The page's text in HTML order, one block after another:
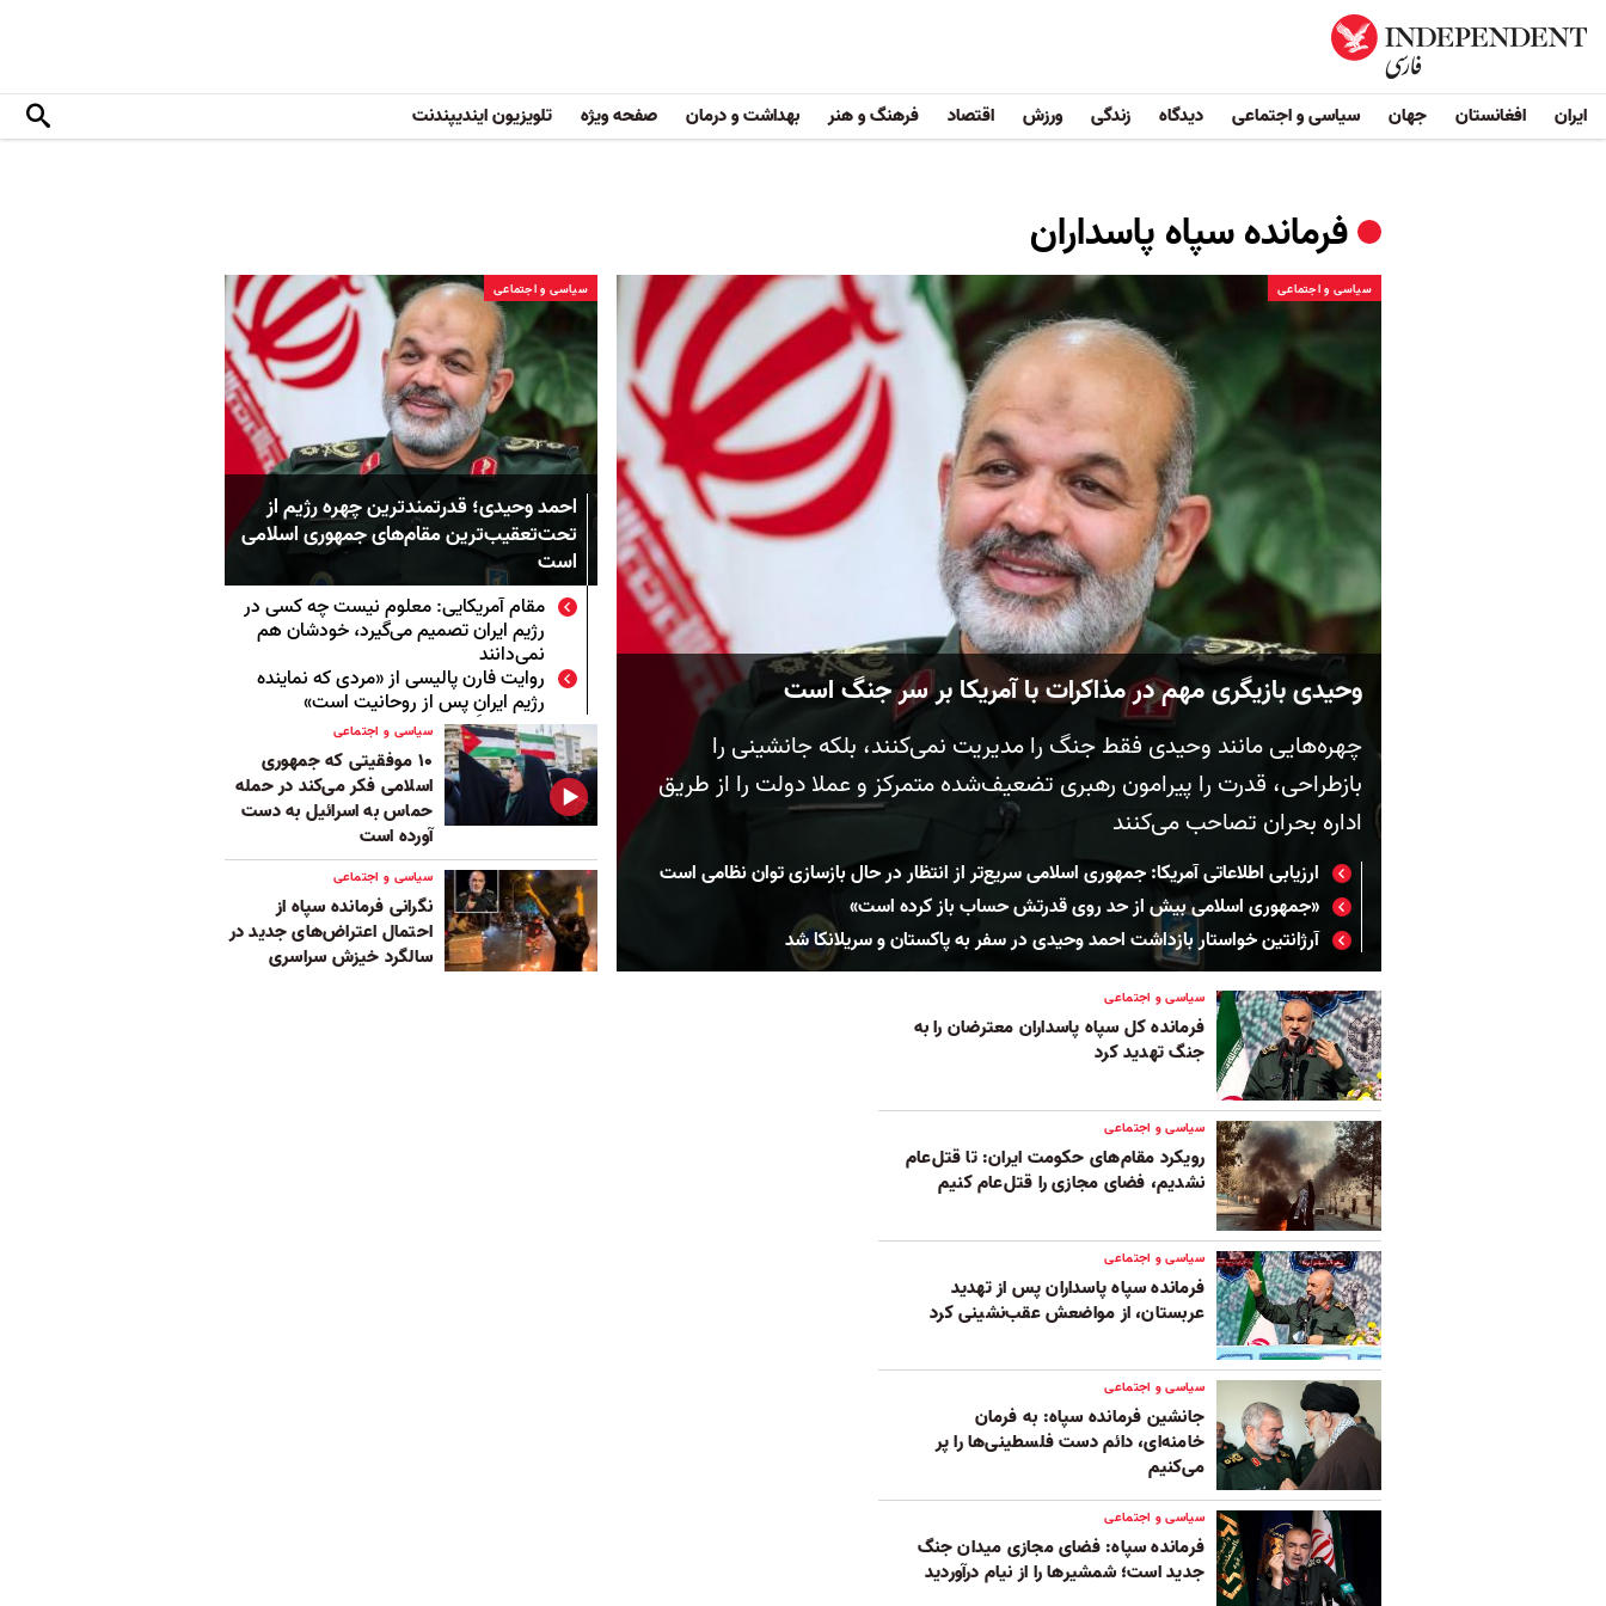
ایران افغانستان جهان سیاسی و اجتماعی دیدگاه زندگی ورزش اقتصاد فرهنگ و هنر بهداشت و درمان صفحه ویژه تلویزیون ایندیپندنت
فرمانده سپاه پاسداران
سیاسی و اجتماعی
وحیدی بازیگری مهم در مذاکرات با آمریکا بر سر جنگ است
چهره‌هایی مانند وحیدی فقط جنگ را مدیریت نمی‌کنند، بلکه جانشینی را
بازطراحی، قدرت را پیرامون رهبری تضعیف‌شده متمرکز و عملا دولت را از طریق
اداره بحران تصاحب می‌کنند
ارزیابی اطلاعاتی آمریکا: جمهوری اسلامی سریع‌تر از انتظار در حال بازسازی توان نظامی است
«جمهوری اسلامی بیش از حد روی قدرتش حساب باز کرده است»
آرژانتین خواستار بازداشت احمد وحیدی در سفر به پاکستان و سریلانکا شد
سیاسی و اجتماعی
احمد وحیدی؛ قدرتمندترین چهره رژیم از
تحت‌تعقیب‌ترین مقام‌های جمهوری اسلامی
است
مقام آمریکایی: معلوم نیست چه کسی در
رژیم ایران تصمیم می‌گیرد، خودشان هم
نمی‌دانند
روایت فارن پالیسی از «مردی که نماینده
رژیم ایرانِ پس از روحانیت است»
سیاسی و اجتماعی
۱۰ موفقیتی که جمهوری
اسلامی فکر می‌کند در حمله
حماس به اسرائيل به دست
آورده است
سیاسی و اجتماعی
نگرانی فرمانده سپاه از
احتمال اعتراض‌های جدید در
سالگرد خیزش سراسری
سیاسی و اجتماعی
فرمانده کل سپاه پاسداران معترضان را به
جنگ تهدید کرد
سیاسی و اجتماعی
رویکرد مقام‌های حکومت ایران: تا قتل‌عام
نشدیم، فضای مجازی را قتل‌عام کنیم
سیاسی و اجتماعی
فرمانده سپاه پاسداران پس از تهدید
عربستان، از مواضعش عقب‌نشینی کرد
سیاسی و اجتماعی
جانشین فرمانده سپاه: به فرمان
خامنه‌ای، دائم دست فلسطینی‌ها را پر
می‌کنیم
سیاسی و اجتماعی
فرمانده سپاه: فضای مجازی میدان جنگ
جدید است؛ شمشیرها را از نیام درآوردید